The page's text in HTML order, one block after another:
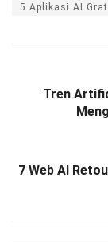
5 Aplikasi AI
Tren
7 Web AI